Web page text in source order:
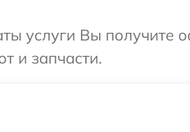
услуги Вы
и запчасти.